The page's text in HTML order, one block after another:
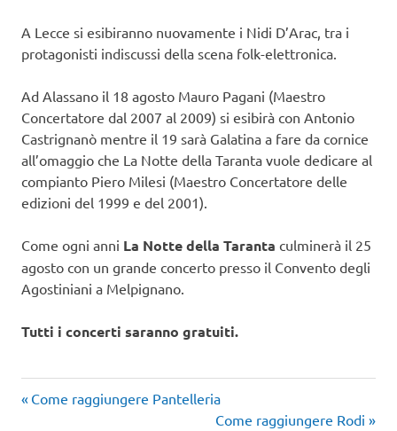
A Lecce si esibiranno nuovamente i Nidi D’Arac, tra i
protagonisti indiscussi della scena folk-elettronica.
Ad Alassano il 18 agosto Mauro Pagani (Maestro
Concertatore dal 2007 al 2009) si esibirà con Antonio
Castrignanò mentre il 19 sarà Galatina a fare da cornice
all’omaggio che La Notte della Taranta vuole dedicare al
compianto Piero Milesi (Maestro Concertatore delle
edizioni del 1999 e del 2001).
Come ogni anni La Notte della Taranta culminerà il 25
agosto con un grande concerto presso il Convento degli
Agostiniani a Melpignano.
Tutti i concerti saranno gratuiti.
Navigazione
Articolo
Come raggiungere Pantelleria
Articolo
Come raggiungere Rodi